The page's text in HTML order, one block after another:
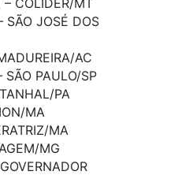
JOSÉ DOS
AC
PAULO/SP
PA
MA
MA
MG